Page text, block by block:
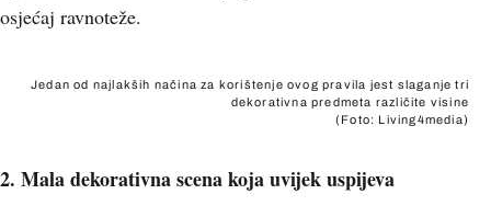
osjećaj ravnoteže.
Jedan od najlakših načina za korištenje ovog pravila jest slaganje tri
dekorativna predmeta različite visine
(Foto: Living4media)
2. Mala dekorativna scena koja uvijek uspijeva